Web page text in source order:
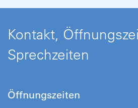
Kontakt,
Sprechzeiten
Öffnungszeiten